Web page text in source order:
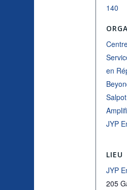
140
en
JYP
LIEU
JYP
205